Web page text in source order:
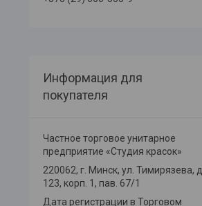
Информация для
покупателя
Частное торговое унитарное
предприятие «Студия красок»
220062, г. Минск, ул. Тимирязева, д.
123, корп. 1, пав. 67/1
Дата регистрации в Торговом